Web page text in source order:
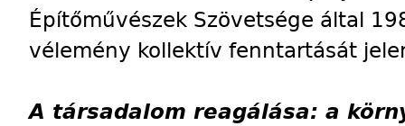
Építőművészek Szövetsége által
vélemény kollektív fenntartását
A társadalom reagálása: a